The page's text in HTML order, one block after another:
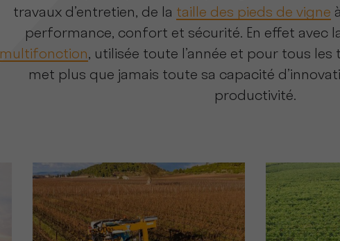
travaux d’entretien, de la taille des pieds de vigne
performance, confort et sécurité. En effet avec
multifonction, utilisée toute l’année et pour tous les
met plus que jamais toute sa capacité
productivité.